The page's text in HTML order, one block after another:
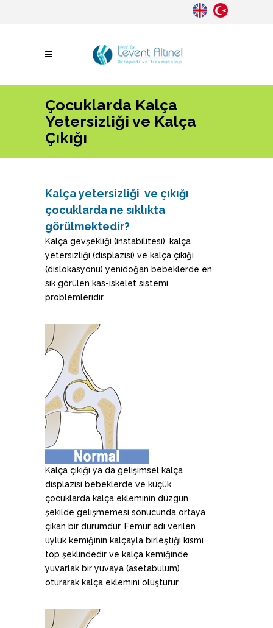
Çocuklarda Kalça
Yetersizliği ve Kalça
Çıkığı
Kalça yetersizliği ve çıkığı
çocuklarda ne sıklıkta
görülmektedir?
Kalça gevşekliği (instabilitesi), kalça
yetersizliği (displazisi) ve kalça çıkığı
(dislokasyonu) yenidoğan bebeklerde en
sık görülen kas-iskelet sistemi
problemleridir.
Kalça çıkığı ya da gelişimsel kalça
displazisi bebeklerde ve küçük
çocuklarda kalça ekleminin düzgün
şekilde gelişmemesi sonucunda ortaya
çıkan bir durumdur. Femur adı verilen
uyluk kemiğinin kalçayla birleştiği kısmı
top şeklindedir ve kalça kemiğinde
yuvarlak bir yuvaya (asetabulum)
oturarak kalça eklemini oluşturur.